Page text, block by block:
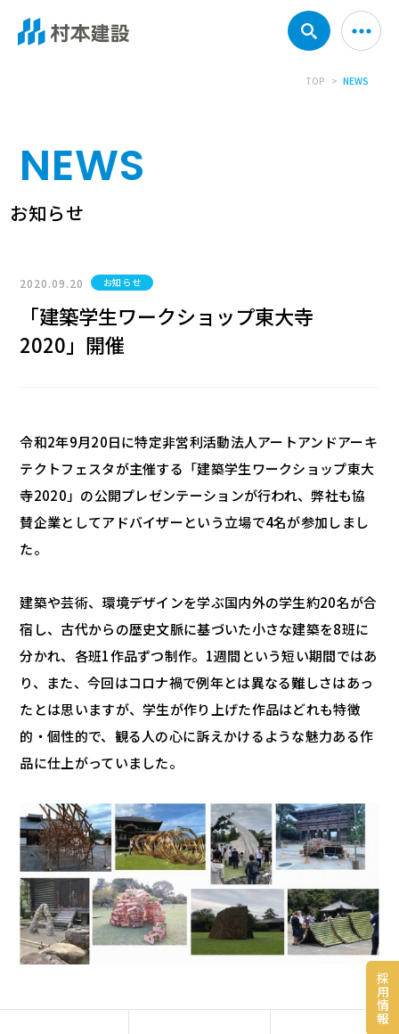
採
用
情
報
TOP NEWS
NEWS
お知らせ
2020.09.20 お知らせ
「建築学生ワークショップ東大寺
2020」開催
令和2年9月20日に特定非営利活動法人アートアンドアーキ
テクトフェスタが主催する「建築学生ワークショップ東大
寺2020」の公開プレゼンテーションが行われ、弊社も協
賛企業としてアドバイザーという立場で4名が参加しまし
た。
建築や芸術、環境デザインを学ぶ国内外の学生約20名が合
宿し、古代からの歴史文脈に基づいた小さな建築を8班に
分かれ、各班1作品ずつ制作。1週間という短い期間ではあ
り、また、今回はコロナ禍で例年とは異なる難しさはあっ
たとは思いますが、学生が作り上げた作品はどれも特徴
的・個性的で、観る人の心に訴えかけるような魅力ある作
品に仕上がっていました。